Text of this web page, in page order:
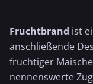
Fruchtbrand ist
anschließende
fruchtiger
nennenswerte